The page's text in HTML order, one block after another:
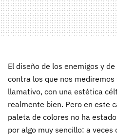
El diseño de los enemigos y
contra los que nos
llamativo, con una estética
realmente bien. Pero en este
paleta de colores no ha
por algo muy sencillo: a